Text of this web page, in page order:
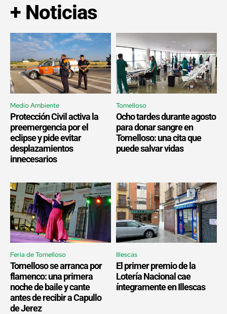
+ Noticias
Medio Ambiente
Protección Civil activa la
preemergencia por el
eclipse y pide evitar
desplazamientos
innecesarios
Tomelloso
Ocho tardes durante agosto
para donar sangre en
Tomelloso: una cita que
puede salvar vidas
Feria de Tomelloso
Tomelloso se arranca por
flamenco: una primera
noche de baile y cante
antes de recibir a Capullo
de Jerez
Illescas
El primer premio de la
Lotería Nacional cae
íntegramente en Illescas